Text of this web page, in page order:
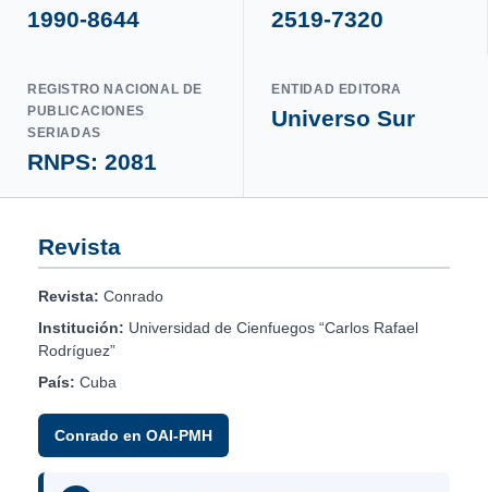
1990-8644 2519-7320
REGISTRO NACIONAL DE
PUBLICACIONES
SERIADAS
RNPS: 2081
ENTIDAD EDITORA
Universo Sur
Revista
Revista: Conrado
Institución: Universidad de Cienfuegos “Carlos Rafael
Rodríguez”
País: Cuba
Conrado en OAI-PMH